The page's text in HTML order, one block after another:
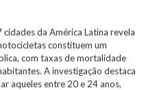
da América Latina revela
constituem um
com taxas de mortalidade
A investigação destaca
aqueles entre 20 e 24 anos,